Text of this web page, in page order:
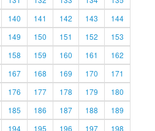
140 141 142 143
144
149 150 151 152
153
158 159 160 161
162
167 168 169 170
171
176 177 178 179
180
185 186 187 188
189
194 195 196 197
198